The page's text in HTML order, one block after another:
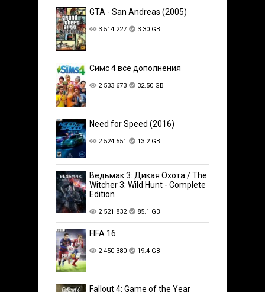
GTA - San Andreas (2005)
3 514 227 3.30 GB
Симс 4 все дополнения
2 533 673 32.50 GB
Need for Speed (2016)
2 524 551 13.2 GB
Ведьмак 3: Дикая Охота / The
Witcher 3: Wild Hunt - Complete
Edition
2 521 832 85.1 GB
FIFA 16
2 450 380 19.4 GB
Fallout 4: Game of the Year